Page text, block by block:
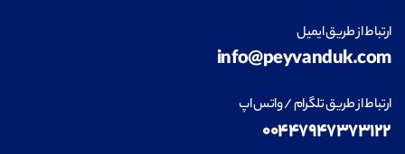
ارتباط از طریق ایمیل
info@peyvanduk.com
ارتباط از طریق تلگرام / واتس اپ
۰۰۴۴۷۹۴۷۳۷۳۱۲۲